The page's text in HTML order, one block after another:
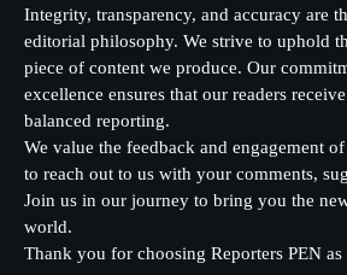
Integrity, transparency, and accuracy are
editorial philosophy. We strive to uphold
piece of content we produce. Our
excellence ensures that our readers
balanced reporting.
We value the feedback and engagement
to reach out to us with your comments,
Join us in our journey to bring you the
world.
Thank you for choosing Reporters PEN